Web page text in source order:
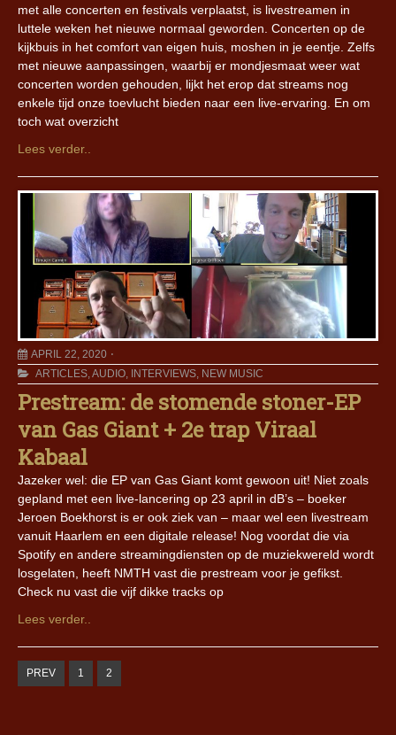
met alle concerten en festivals verplaatst, is livestreamen in
luttele weken het nieuwe normaal geworden. Concerten op de
kijkbuis in het comfort van eigen huis, moshen in je eentje. Zelfs
met nieuwe aanpassingen, waarbij er mondjesmaat weer wat
concerten worden gehouden, lijkt het erop dat streams nog
enkele tijd onze toevlucht bieden naar een live-ervaring. En om
toch wat overzicht
Lees verder..
APRIL 22, 2020
ARTICLES,AUDIO, INTERVIEWS, NEW MUSIC
Prestream: de stomende stoner-EP
van Gas Giant + 2e trap Viraal
Kabaal
Jazeker wel: die EP van Gas Giant komt gewoon uit! Niet zoals
gepland met een live-lancering op 23 april in dB’s – boeker
Jeroen Boekhorst is er ook ziek van – maar wel een livestream
vanuit Haarlem en een digitale release! Nog voordat die via
Spotify en andere streamingdiensten op de muziekwereld wordt
losgelaten, heeft NMTH vast die prestream voor je gefikst.
Check nu vast die vijf dikke tracks op
Lees verder..
PREV 1 2